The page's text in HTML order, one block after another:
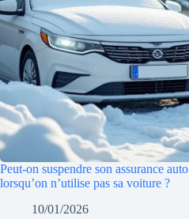
Peut-on suspendre son assurance
lorsqu’on n’utilise pas sa voiture ?
10/01/2026